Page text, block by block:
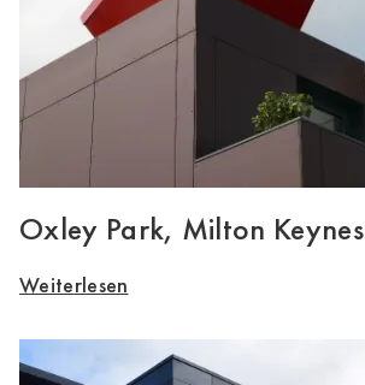
Oxley Park, Milton Keynes
Weiterlesen